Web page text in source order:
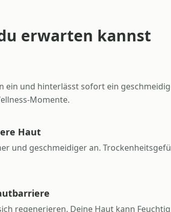
erwarten kannst
ein und hinterlässt sofort ein
Momente.
Haut
und geschmeidiger an.
regenerieren. Deine Haut kann